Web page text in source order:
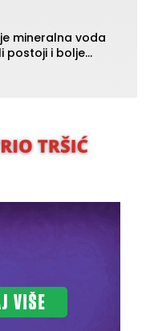
mineralna voda
postoji i bolje